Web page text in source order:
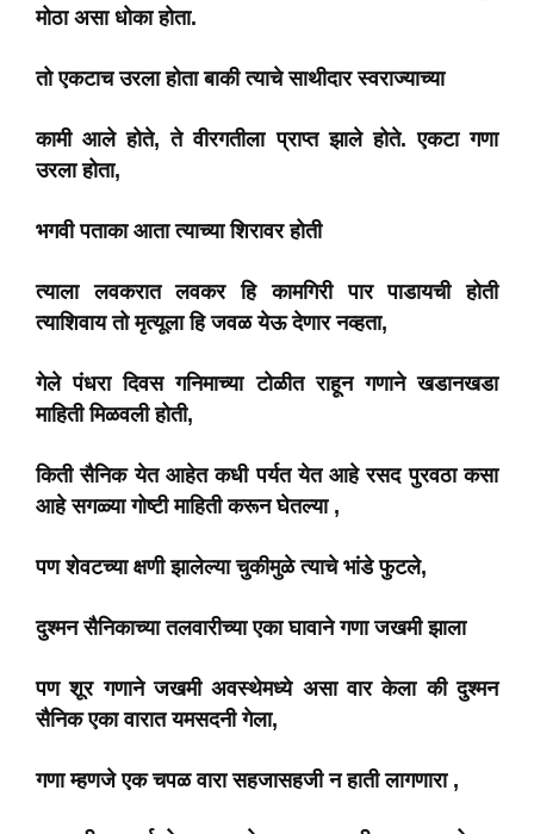
मोठा असा धोका होता.
तो एकटाच उरला होता बाकी त्याचे साथीदार स्वराज्याच्या
कामी आले होते, ते वीरगतीला प्राप्त झाले होते. एकटा गणा
उरला होता,
भगवी पताका आता त्याच्या शिरावर होती
त्याला लवकरात लवकर हि कामगिरी पार पाडायची होती
त्याशिवाय तो मृत्यूला हि जवळ येऊ देणार नव्हता,
गेले पंधरा दिवस गनिमाच्या टोळीत राहून गणाने खडानखडा
माहिती मिळवली होती,
किती सैनिक येत आहेत कधी पर्यत येत आहे रसद पुरवठा कसा
आहे सगळ्या गोष्टी माहिती करून घेतल्या ,
पण शेवटच्या क्षणी झालेल्या चुकीमुळे त्याचे भांडे फुटले,
दुश्मन सैनिकाच्या तलवारीच्या एका घावाने गणा जखमी झाला
पण शूर गणाने जखमी अवस्थेमध्ये असा वार केला की दुश्मन
सैनिक एका वारात यमसदनी गेला,
गणा म्हणजे एक चपळ वारा सहजासहजी न हाती लागणारा ,